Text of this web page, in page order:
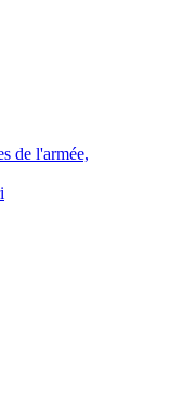
de l'armée,